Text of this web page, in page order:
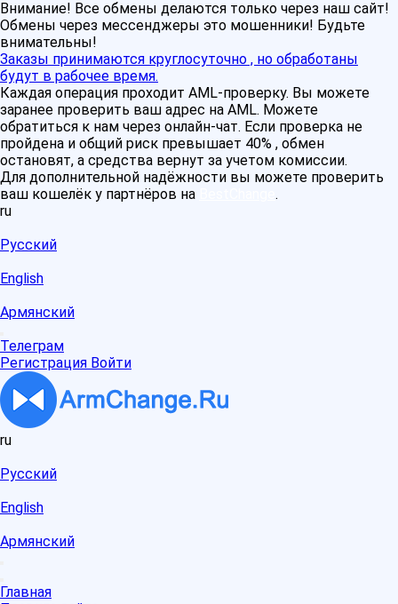
Внимание! Все обмены делаются только через наш сайт!
Обмены через мессенджеры это мошенники! Будьте
внимательны!
Заказы принимаются круглосуточно , но обработаны
будут в рабочее время.
Каждая операция проходит AML-проверку. Вы можете
заранее проверить ваш адрес на AML. Можете
обратиться к нам через онлайн-чат. Если проверка не
пройдена и общий риск превышает 40% , обмен
остановят, а средства вернут за учетом комиссии.
Для дополнительной надёжности вы можете проверить
ваш кошелёк у партнёров на
.
ru
Русский
English
Армянский
Телеграм
Регистрация Войти
ru
Русский
English
Армянский
Главная